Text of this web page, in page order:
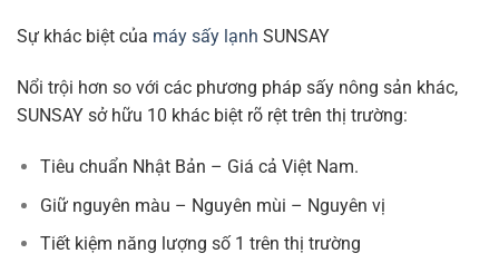
Sự khác biệt của máy sấy lạnh SUNSAY
Nổi trội hơn so với các phương pháp sấy nông sản khác,
SUNSAY sở hữu 10 khác biệt rõ rệt trên thị trường:
Tiêu chuẩn Nhật Bản – Giá cả Việt Nam.
Giữ nguyên màu – Nguyên mùi – Nguyên vị
Tiết kiệm năng lượng số 1 trên thị trường